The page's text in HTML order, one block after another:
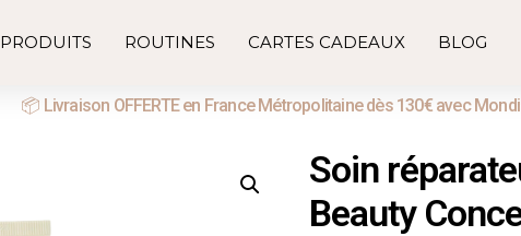
PRODUITS ROUTINES CARTES CADEAUX BLOG
📦 Livraison OFFERTE en France Métropolitaine dès 130€ avec
Soin
Beauty